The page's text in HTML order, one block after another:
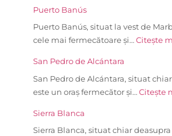
Puerto Banús
Puerto Banús, situat la vest de
cele mai fermecătoare și… Citește
San Pedro de Alcántara
San Pedro de Alcántara, situat
este un oraș fermecător și… Citește
Sierra Blanca
Sierra Blanca, situat chiar